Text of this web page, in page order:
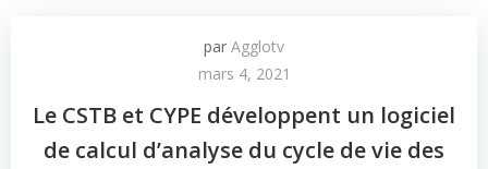
par Agglotv
mars 4, 2021
Le CSTB et CYPE développent un logiciel
de calcul d’analyse du cycle de vie des